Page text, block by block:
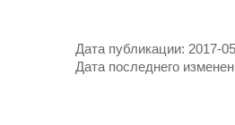
Дата публикации: 2017-
Дата последнего